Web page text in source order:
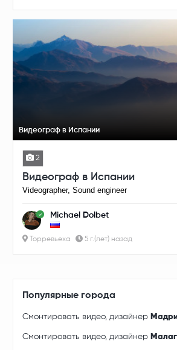
Видеограф в Испании
2
Видеограф в Испании
Videographer, Sound engineer
Michael Dolbet
Торревьеха 5 г.(лет) назад
Популярные города
Смонтировать видео, дизайнер
Смонтировать видео, дизайнер